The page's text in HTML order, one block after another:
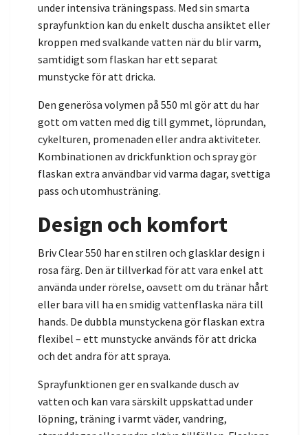
under intensiva träningspass. Med sin smarta
sprayfunktion kan du enkelt duscha ansiktet eller
kroppen med svalkande vatten när du blir varm,
samtidigt som flaskan har ett separat
munstycke för att dricka.
Den generösa volymen på 550 ml gör att du har
gott om vatten med dig till gymmet, löprundan,
cykelturen, promenaden eller andra aktiviteter.
Kombinationen av drickfunktion och spray gör
flaskan extra användbar vid varma dagar, svettiga
pass och utomhusträning.
Design och komfort
Briv Clear 550 har en stilren och glasklar design i
rosa färg. Den är tillverkad för att vara enkel att
använda under rörelse, oavsett om du tränar hårt
eller bara vill ha en smidig vattenflaska nära till
hands. De dubbla munstyckena gör flaskan extra
flexibel – ett munstycke används för att dricka
och det andra för att spraya.
Sprayfunktionen ger en svalkande dusch av
vatten och kan vara särskilt uppskattad under
löpning, träning i varmt väder, vandring,